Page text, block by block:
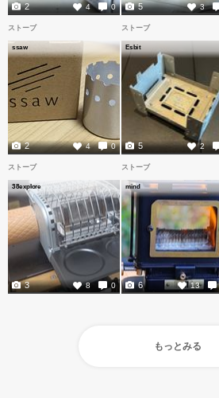
4 0
2 3
5
ストーブ
ssaw
4 0
2
ストーブ
Esbit
2
5
ストーブ
38explore
8 0
3
ストーブ
mind
13
6
もっとみる